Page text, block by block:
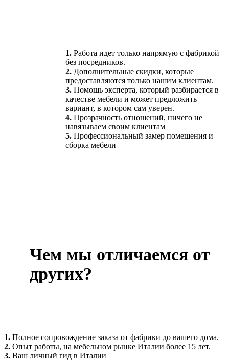
1. Работа идет только напрямую с фабрикой
без посредников.
2. Дополнительные скидки, которые
предоставляются только нашим клиентам.
3. Помощь эксперта, который разбирается в
качестве мебели и может предложить
вариант, в котором сам уверен.
4. Прозрачность отношений, ничего не
навязываем своим клиентам
5. Профессиональный замер помещения и
сборка мебели
Чем мы отличаемся от
других?
1. Полное сопровождение заказа от фабрики до вашего дома.
2. Опыт работы, на мебельном рынке Италии более 15 лет.
3. Ваш личный гид в Италии